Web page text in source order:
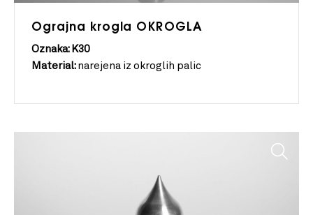
Ograjna krogla OKROGLA
Oznaka: K30
Material: narejena iz okroglih palic